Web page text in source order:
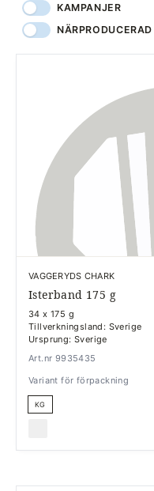
KAMPANJER
NÄRPRODUCERAD
VAGGERYDS CHARK
Isterband 175 g
34 x 175 g
Tillverkningsland: Sverige
Ursprung: Sverige
Art.nr 9935435
Variant för förpackning
KG